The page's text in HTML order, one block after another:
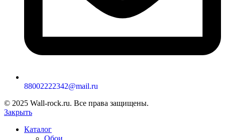
88002222342@mail.ru
© 2025 Wall-rock.ru. Все права защищены.
Закрыть
Каталог
Обои